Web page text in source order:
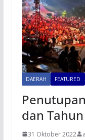
DAERAH FEATURED
dan
31 Oktober 2022